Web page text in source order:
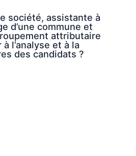
société, assistante à
d’une commune et
attributaire
l’analyse et à la
des candidats ?